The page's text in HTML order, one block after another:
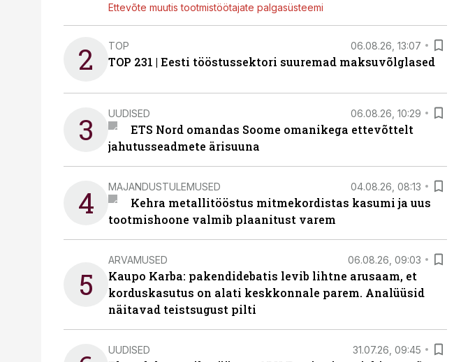
Ettevõte muutis tootmistöötajate palgasüsteemi
2 TOP 06.08.26, 13:07
TOP 231 | Eesti tööstussektori suuremad maksuvõlglased
3 UUDISED 06.08.26, 10:29
ETS Nord omandas Soome omanikega ettevõttelt
jahutusseadmete ärisuuna
4 MAJANDUSTULEMUSED 04.08.26, 08:13
Kehra metallitööstus mitmekordistas kasumi ja uus
tootmishoone valmib plaanitust varem
5
ARVAMUSED 06.08.26, 09:03
Kaupo Karba: pakendidebatis levib lihtne arusaam, et
korduskasutus on alati keskkonnale parem. Analüüsid
näitavad teistsugust pilti
UUDISED 31.07.26, 09:45